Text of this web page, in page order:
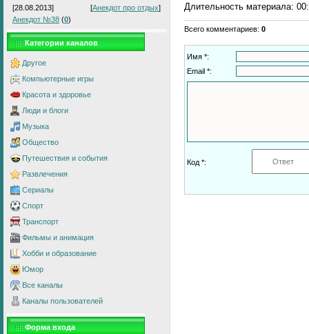
[28.08.2013]
[Анекдот про отдых]
Анекдот №38 (0)
Категории каналов
Другое
Компьютерные игры
Красота и здоровье
Люди и блоги
Музыка
Общество
Путешествия и события
Развлечения
Сериалы
Спорт
Транспорт
Фильмы и анимация
Хобби и образование
Юмор
Все каналы
Каналы пользователей
Форма входа
Длительность материала:
Всего комментариев: 0
Имя *:
Email *:
Код *: